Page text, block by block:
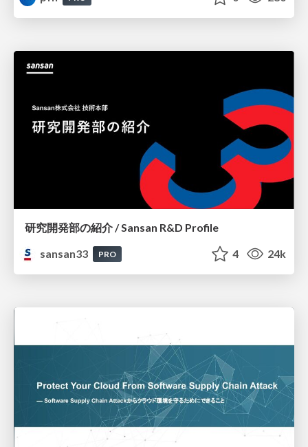
研究開発部の紹介 / Sansan R&D Profile
sansan33
PRO 4 24k